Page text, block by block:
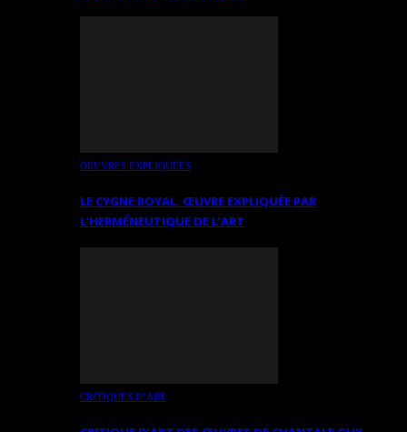
OEUVRES EXPLIQUÉES
LE CYGNE ROYAL. ŒUVRE EXPLIQUÉE PAR
L’HERMÉNEUTIQUE DE L’ART
CRITIQUES D’ART